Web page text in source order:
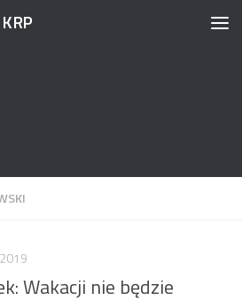
Wakacji nie będzie